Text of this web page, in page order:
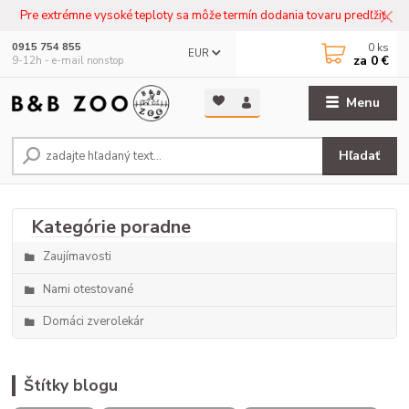
Pre extrémne vysoké teploty sa môže termín dodania tovaru predľžiť.
Menu
EUR
Hľadať
0915 754 855
9-12h - e-mail nonstop
0 ks
za 0 €
Zaujímavosti
Nami otestované
Domáci zverolekár
Štítky blogu